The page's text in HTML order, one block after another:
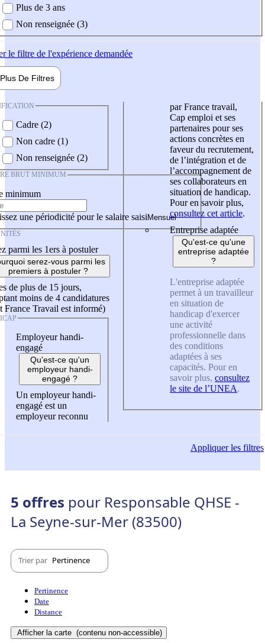
Plus de 3 ans
Non renseignée (3)
le filtre de l'expérience demandée
Plus De Filtres
Cadre (2)
Non cadre (1)
Non renseignée (2)
BRUT MINIMUM
minimum
une périodicité pour le salaire saisi
parmi les 1ers à postuler
serez-vous parmi les
premiers à postuler ?
de plus de 15 jours,
moins de 4 candidatures
France Travail est informé)
Employeur handi-
engagé
Qu'est-ce qu'un
employeur handi-
engagé ?
Un employeur handi-
engagé est un
employeur reconnu
par France travail,
Cap emploi et ses
partenaires pour ses
actions concrètes en
faveur du recrutement,
de l’intégration et de
l’accompagnement de
ses collaborateurs en
situation de handicap.
Pour en savoir plus,
consultez cet article.
Entreprise adaptée
Qu'est-ce qu'une
entreprise adaptée
?
L'entreprise adaptée
permet à un travailleur
en situation de
handicap d'exercer
une activité
professionnelle dans
des conditions
adaptées à ses
capacités. Pour en
savoir plus, consultez
le site de l’UNEA.
Appliquerles filtres
5 offres pour Responsable QHSE -
La Seyne-sur-Mer (83500)
Trier par Pertinence
Pertinence
Date
Distance
Afficher la carte (contenu non-accessible)